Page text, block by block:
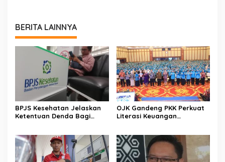
BERITA LAINNYA
BPJS Kesehatan Jelaskan
Ketentuan Denda Bagi
OJK Gandeng PKK Perkuat
Literasi Keuangan